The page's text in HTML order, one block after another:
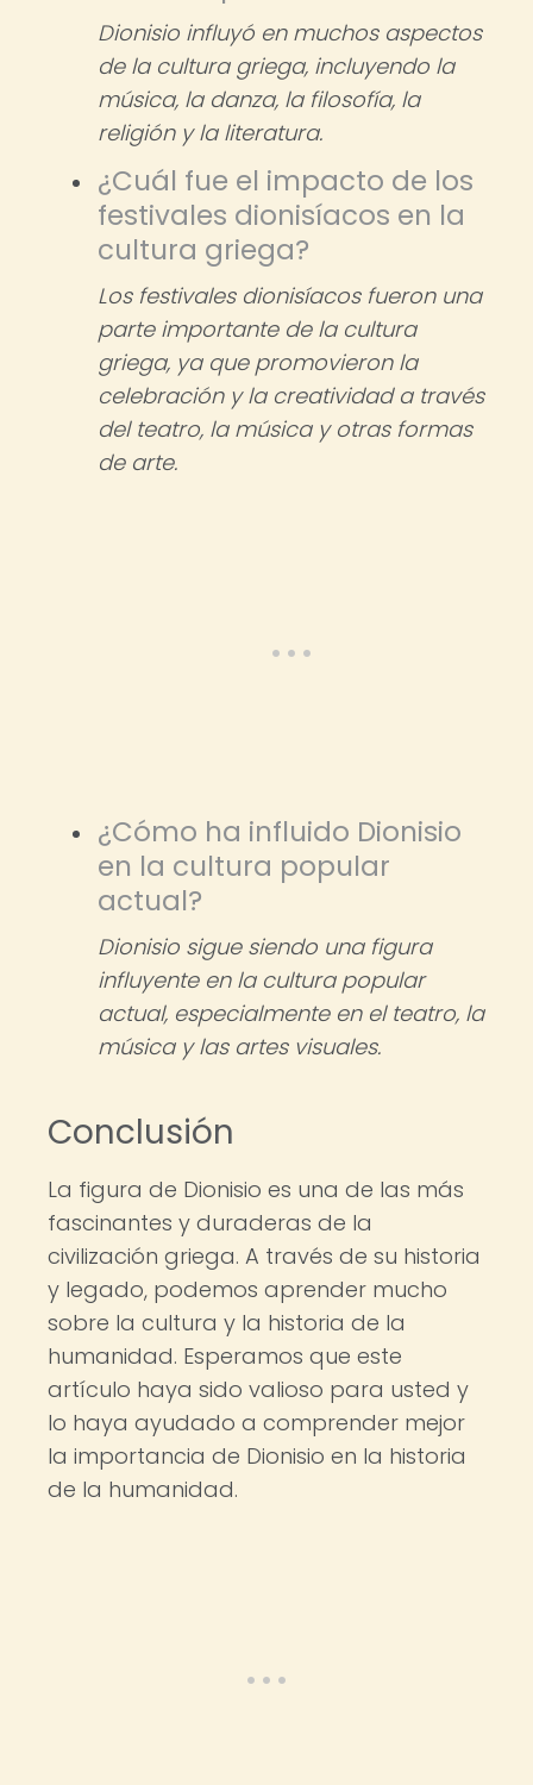
Dionisio influyó en muchos aspectos
de la cultura griega, incluyendo la
música, la danza, la filosofía, la
religión y la literatura.
¿Cuál fue el impacto de los
festivales dionisíacos en la
cultura griega?
Los festivales dionisíacos fueron una
parte importante de la cultura
griega, ya que promovieron la
celebración y la creatividad a través
del teatro, la música y otras formas
de arte.
¿Cómo ha influido Dionisio
en la cultura popular
actual?
Dionisio sigue siendo una figura
influyente en la cultura popular
actual, especialmente en el teatro, la
música y las artes visuales.
Conclusión
La figura de Dionisio es una de las más
fascinantes y duraderas de la
civilización griega. A través de su historia
y legado, podemos aprender mucho
sobre la cultura y la historia de la
humanidad. Esperamos que este
artículo haya sido valioso para usted y
lo haya ayudado a comprender mejor
la importancia de Dionisio en la historia
de la humanidad.